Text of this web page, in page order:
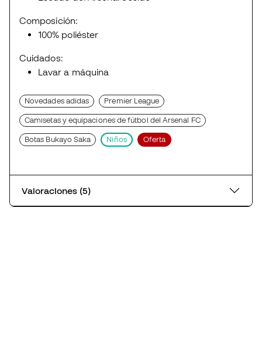
Composición:
100% poliéster
Cuidados:
Lavar a máquina
Novedades adidas Premier League
Camisetas y equipaciones de fútbol del Arsenal FC
Botas Bukayo Saka Niños Oferta
Valoraciones (5)